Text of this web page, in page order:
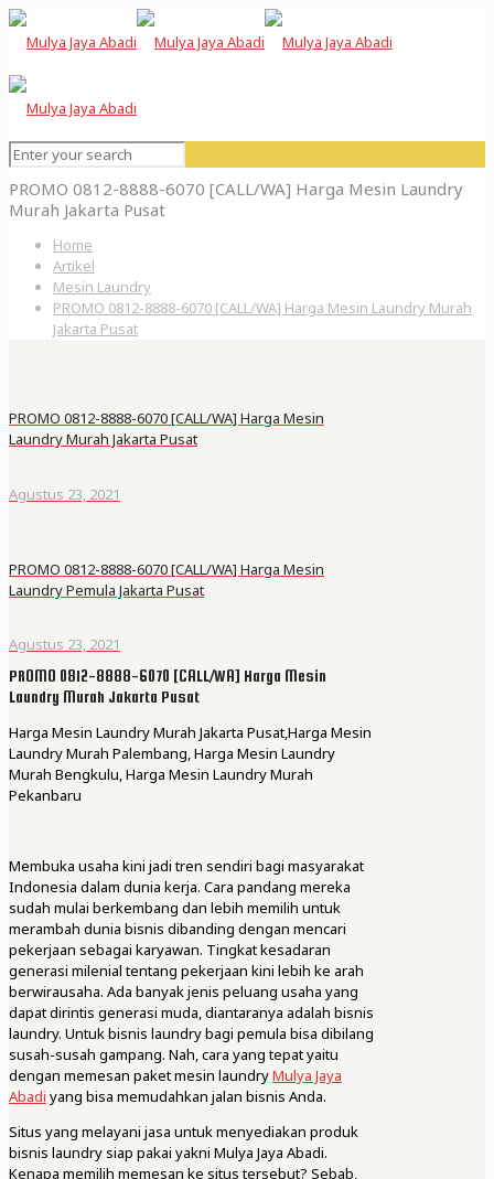
PROMO 0812-8888-6070 [CALL/WA] Harga Mesin Laundry
Murah Jakarta Pusat
Home
Artikel
Mesin Laundry
PROMO 0812-8888-6070 [CALL/WA] Harga Mesin Laundry Murah
Jakarta Pusat
PROMO 0812-8888-6070 [CALL/WA] Harga Mesin
Laundry Murah Jakarta Pusat
Agustus 23, 2021
PROMO 0812-8888-6070 [CALL/WA] Harga Mesin
Laundry Pemula Jakarta Pusat
Agustus 23, 2021
PROMO 0812-8888-6070 [CALL/WA] Harga Mesin
Laundry Murah Jakarta Pusat
Harga Mesin Laundry Murah Jakarta Pusat,Harga Mesin
Laundry Murah Palembang, Harga Mesin Laundry
Murah Bengkulu, Harga Mesin Laundry Murah
Pekanbaru
Membuka usaha kini jadi tren sendiri bagi masyarakat
Indonesia dalam dunia kerja. Cara pandang mereka
sudah mulai berkembang dan lebih memilih untuk
merambah dunia bisnis dibanding dengan mencari
pekerjaan sebagai karyawan. Tingkat kesadaran
generasi milenial tentang pekerjaan kini lebih ke arah
berwirausaha. Ada banyak jenis peluang usaha yang
dapat dirintis generasi muda, diantaranya adalah bisnis
laundry. Untuk bisnis laundry bagi pemula bisa dibilang
susah-susah gampang. Nah, cara yang tepat yaitu
dengan memesan paket mesin laundryMulya Jaya
Abadi yang bisa memudahkan jalan bisnis Anda.
Situs yang melayani jasa untuk menyediakan produk
bisnis laundry siap pakai yakni Mulya Jaya Abadi.
Kenapa memilih memesan ke situs tersebut? Sebab,